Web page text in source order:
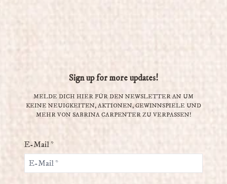
Sign up for more updates!
MELDE DICH HIER FÜR DEN NEWSLETTER AN UM
KEINE NEUIGKEITEN, AKTIONEN, GEWINNSPIELE UND
MEHR VON SABRINA CARPENTER ZU VERPASSEN!
E-Mail *